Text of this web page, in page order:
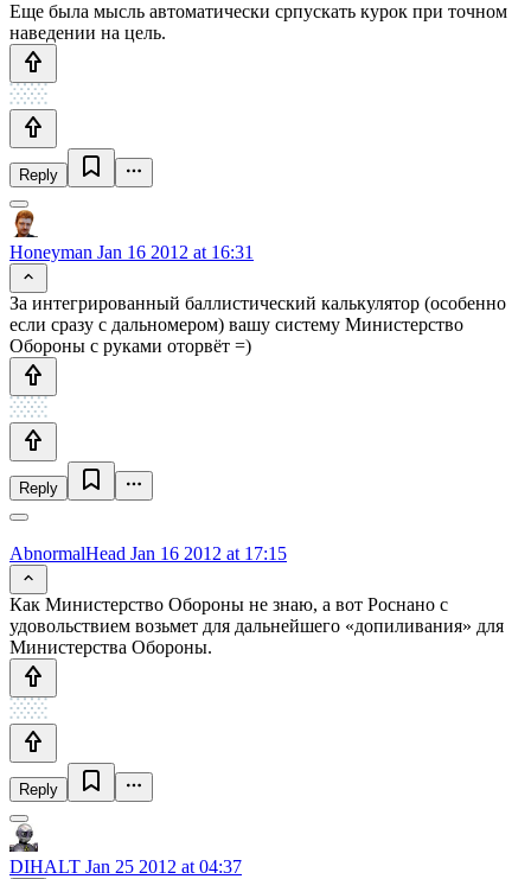
Еще была мысль автоматически српускать курок при точном
наведении на цель.
Reply
Honeyman Jan 16 2012 at 16:31
За интегрированный баллистический калькулятор (особенно
если сразу с дальномером) вашу систему Министерство
Обороны с руками оторвёт =)
Reply
AbnormalHead Jan 16 2012 at 17:15
Как Министерство Обороны не знаю, а вот Роснано с
удовольствием возьмет для дальнейшего «допиливания» для
Министерства Обороны.
Reply
DIHALT Jan 25 2012 at 04:37